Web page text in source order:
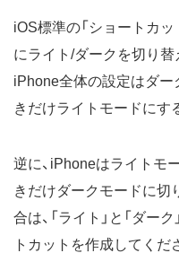
iOS標準の「ショートカッ
にライト/ダークを切り替
iPhone全体の設定はダー
きだけライトモードにす
逆に、iPhoneはライトモ
きだけダークモードに切
合は、「ライト」と「ダー
トカットを作成してくだ